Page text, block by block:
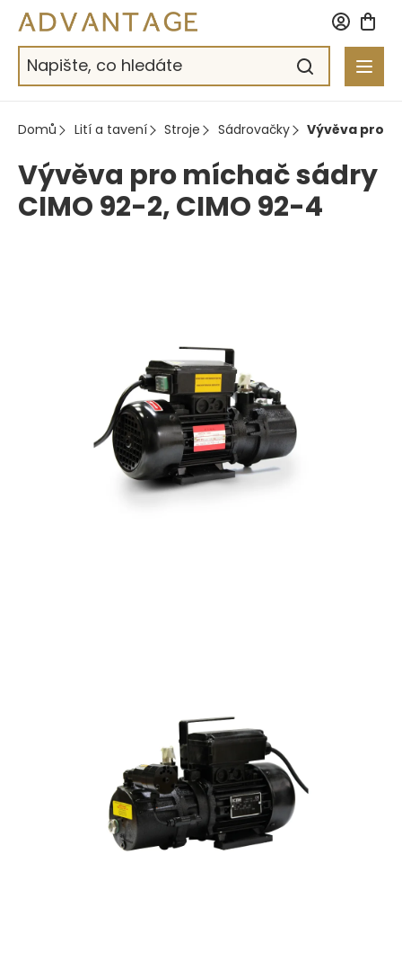
Přejít
obsah
Domů Lití a tavení Stroje Sádrovačky Vývěva pro
Vývěva pro míchač sádry
CIMO 92-2, CIMO 92-4